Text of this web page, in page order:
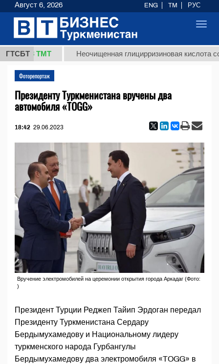
ГТСБТ
37,8 ТМТ Неочищенная глицирризиновая кислота
Фоторепортаж
Президенту Туркменистана вручены два
автомобиля «TOGG»
18:42 29.06.2023
Вручение электромобилей на церемонии открытия города Аркадаг (Фото:
)
Президент Турции Реджеп Тайип Эрдоган передал
Президенту Туркменистана Сердару
Бердымухамедову и Национальному лидеру
туркменского народа Гурбангулы
Бердымухамедову два электромобиля «TOGG» в
Август 6, 2026 ENG TM РУС